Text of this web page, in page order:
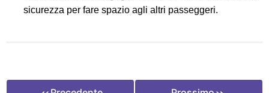
sicurezza per fare spazio agli altri passeggeri.